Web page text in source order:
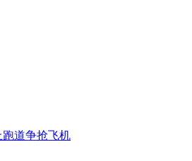
道争抢飞机